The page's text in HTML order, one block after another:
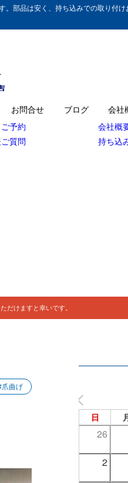
部品は安く、持ち込みでの取り付
お問合せ
ご予約
ご質問
ブログ
会社
会社概
持ち込
だけますと幸いです。
爪曲げ
日
26
2